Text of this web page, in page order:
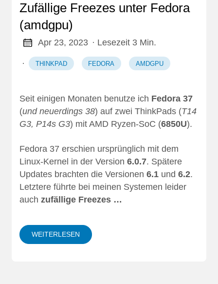
Zufällige Freezes unter Fedora
(amdgpu)
Apr 23, 2023 · Lesezeit 3 Min.
· THINKPAD FEDORA AMDGPU
Seit einigen Monaten benutze ich Fedora 37
(und neuerdings 38) auf zwei ThinkPads (T14
G3, P14s G3) mit AMD Ryzen-SoC (6850U).
Fedora 37 erschien ursprünglich mit dem
Linux-Kernel in der Version 6.0.7. Spätere
Updates brachten die Versionen 6.1 und 6.2.
Letztere führte bei meinen Systemen leider
auch zufällige Freezes …
WEITERLESEN